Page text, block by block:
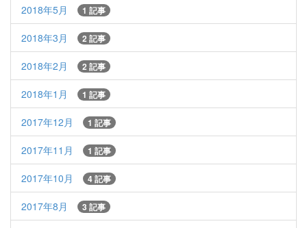
2018年5月 1 記事
2018年3月 2 記事
2018年2月 2 記事
2018年1月 1 記事
2017年12月 1 記事
2017年11月 1 記事
2017年10月 4 記事
2017年8月 3 記事